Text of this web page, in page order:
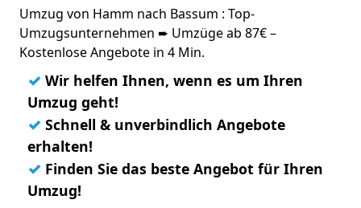
Umzug von Hamm nach Bassum : Top-
Umzugsunternehmen ➨ Umzüge ab 87€ –
Kostenlose Angebote in 4 Min.
✓ Wir helfen Ihnen, wenn es um Ihren
Umzug geht!
✓ Schnell & unverbindlich Angebote
erhalten!
✓ Finden Sie das beste Angebot für Ihren
Umzug!